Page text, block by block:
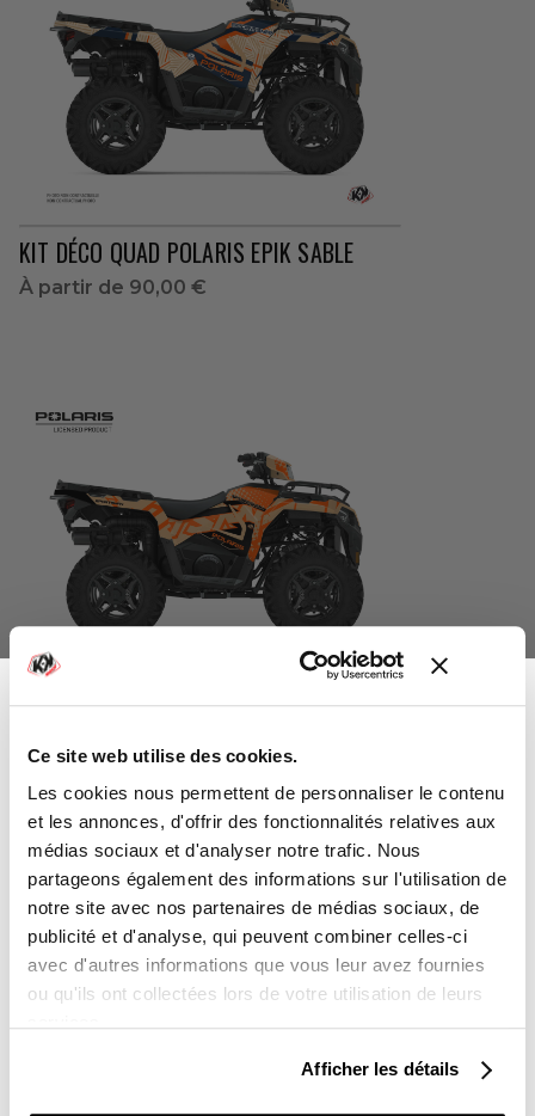
Ce site web utilise des cookies.
Les cookies nous permettent de personnaliser le contenu
et les annonces, d'offrir des fonctionnalités relatives aux
médias sociaux et d'analyser notre trafic. Nous
partageons également des informations sur l'utilisation de
notre site avec nos partenaires de médias sociaux, de
publicité et d'analyse, qui peuvent combiner celles-ci
avec d'autres informations que vous leur avez fournies
ou qu'ils ont collectées lors de votre utilisation de leurs
Afficher les détails
KIT DÉCO QUAD POLARIS EPIK SABLE
À partir de 90,00 €
À partir de 90,00 €
-10%
Sur l'ensemble de votre commande
Vous souhaitez en profiter :